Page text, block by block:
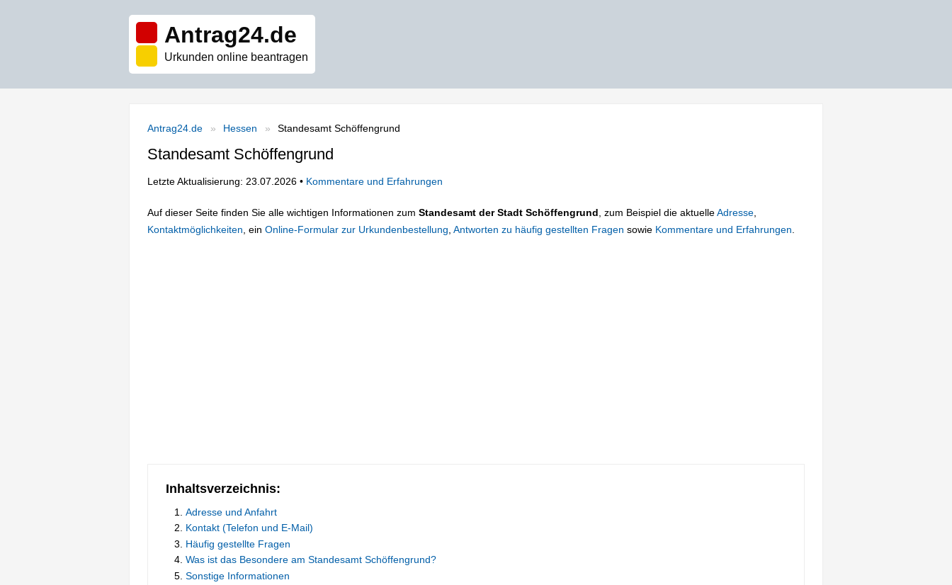
Antrag24.de
Urkunden online beantragen
Antrag24.de Hessen Standesamt Schöffengrund
Standesamt Schöffengrund
Letzte Aktualisierung: 23.07.2026 • Kommentare und Erfahrungen
Auf dieser Seite finden Sie alle wichtigen Informationen zum Standesamt der Stadt Schöffengrund , zum Beispiel die aktuelleAdresse
Kontaktmöglichkeiten , ein Online-Formular zur Urkundenbestellung Antworten zu häufig gestellten Fragen sowie Kommentare und Erfahrungen
Inhaltsverzeichnis:
Adresse und Anfahrt
Kontakt (Telefon und E-Mail)
Häufig gestellte Fragen
Was ist das Besondere am Standesamt Schöffengrund?
Sonstige Informationen